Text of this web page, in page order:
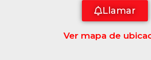
Llamar
Ver mapa de